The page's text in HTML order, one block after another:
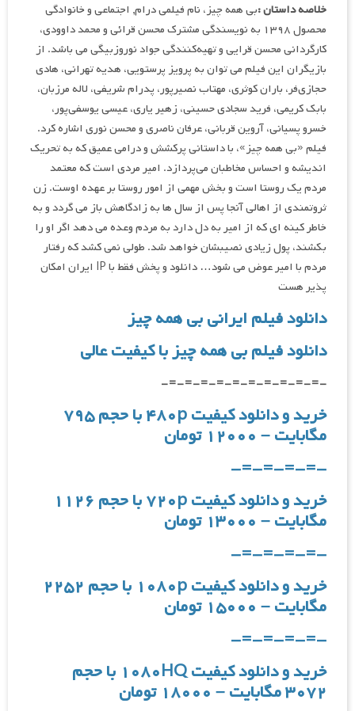
خلاصه داستان :بی‌ همه‌ چیز، نام فیلمی درام, اجتماعی و خانوادگی
محصول ۱۳۹۸ به نویسندگی مشترک محسن قرائی و محمد داوودی،
کارگردانی محسن قرایی و تهیه‌کنندگی جواد نوروزبیگی می باشد. از
بازیگران این فیلم می توان به پرویز پرستویی، هدیه تهرانی، هادی
حجازی‌فر، باران کوثری، مهتاب نصیرپور، پدرام شریفی، لاله مرزبان،
بابک کریمی، فرید سجادی حسینی، زهیر یاری، عیسی یوسفی‌پور،
خسرو پسیانی، آروین قربانی، عرفان ناصری و محسن نوری اشاره کرد.
فیلم «بی‌ همه‌ چیز»، با داستانی پرکشش و درامی عمیق که به تحریک
اندیشه و احساس مخاطبان می‌پردازد. امیر مردی است که معتمد
مردم یک روستا است و بخش مهمی از امور روستا بر عهده اوست. زن
ثروتمندی از اهالی آنجا پس از سال ها به زادگاهش باز می گردد و به
خاطر کینه ای که از امیر به دل دارد به مردم وعده می دهد اگر او را
بکشند، پول زیادی نصیبشان خواهد شد. طولی نمی کشد که رفتار
مردم با امیر عوض می شود… دانلود و پخش فقط با IP ایران امکان
پذیر هست
دانلود فیلم ایرانی بی‌ همه‌ چیز
دانلود فیلم بی‌ همه‌ چیز با کیفیت عالی
-=-=-=-=-=-=-=-=-=-=-
خرید و دانلود کیفیت ۴۸۰p با حجم ۷۹۵
مگابایت – ۱۲۰۰۰ تومان
-=-=-=-=-
خرید و دانلود کیفیت ۷۲۰p با حجم ۱۱۲۶
مگابایت – ۱۳۰۰۰ تومان
-=-=-=-=-
خرید و دانلود کیفیت ۱۰۸۰p با حجم ۲۲۵۲
مگابایت – ۱۵۰۰۰ تومان
-=-=-=-=-
خرید و دانلود کیفیت ۱۰۸۰HQ با حجم
۳۰۷۲ مگابایت – ۱۸۰۰۰ تومان